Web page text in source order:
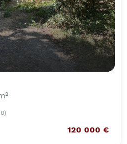
120 000 €